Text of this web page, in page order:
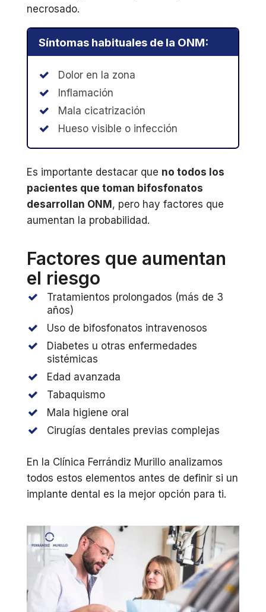
necrosado.
Síntomas habituales de la ONM:
Dolor en la zona
Inflamación
Mala cicatrización
Hueso visible o infección
Es importante destacar que no todos los
pacientes que toman bifosfonatos
desarrollan ONM, pero hay factores que
aumentan la probabilidad.
Factores que aumentan
el riesgo
Tratamientos prolongados (más de 3
años)
Uso de bifosfonatos intravenosos
Diabetes u otras enfermedades
sistémicas
Edad avanzada
Tabaquismo
Mala higiene oral
Cirugías dentales previas complejas
En la Clínica Ferrándiz Murillo analizamos
todos estos elementos antes de definir si un
implante dental es la mejor opción para ti.